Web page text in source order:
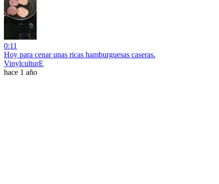
0:11
Hoy para cenar unas ricas hamburguesas caseras.
VinylculturE
hace 1 año